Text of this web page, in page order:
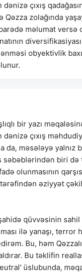
çıxış
zolağında
məlumat versə
obyektivlik
bir yazı
dənizə çıxış
məsələyə yalnız
biri
olunmasının
tərəfindən əziyyət
qüvvəsinin
ilə yanaşı, terror
Bu, həm
Bu təklifin
üslubunda,